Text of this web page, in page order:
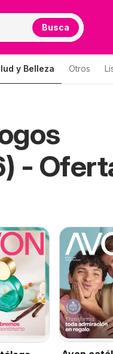
Busca
y Belleza Otros
-